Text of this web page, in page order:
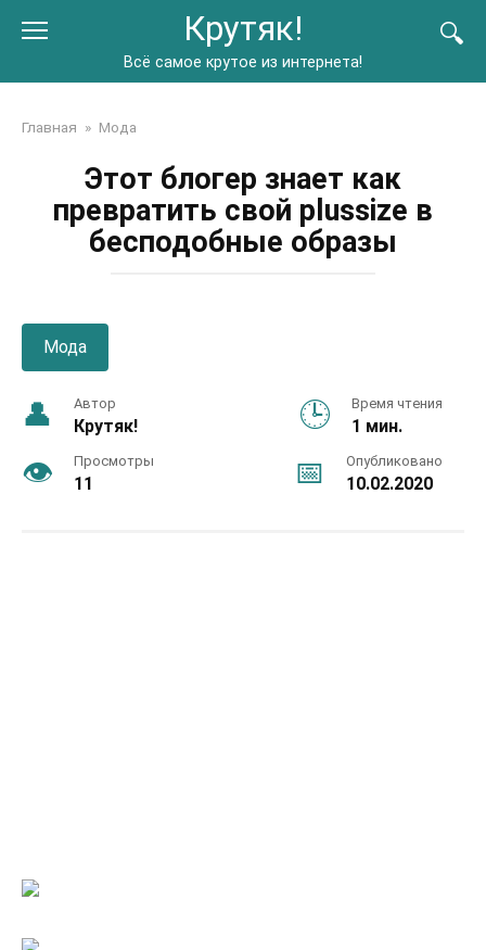
Крутяк!
Всё самое крутое из интернета!
Главная » Мода
Этот блогер знает как
превратить свой plussize в
бесподобные образы
Мода
Автор
Крутяк!
Время чтения
1 мин.
Просмотры
11
Опубликовано
10.02.2020